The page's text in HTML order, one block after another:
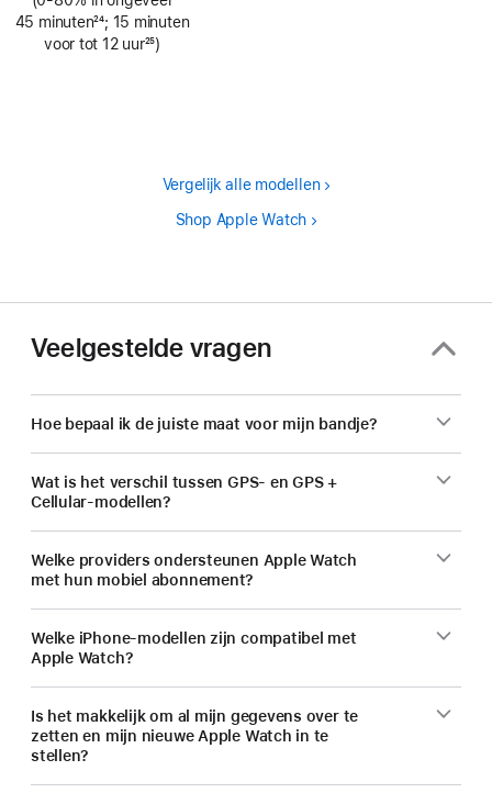
45 minuten
Voetnoot
24; 15 minuten
voor tot 12 uur25)
Vergelijk alle modellen
Shop Apple Watch
Veelgestelde vragen
Hoe bepaal ik de juiste maat voor mijn bandje?
Wat is het verschil tussen GPS- en GPS +
Cellular-modellen?
Welke providers ondersteunen Apple Watch
met hun mobiel abonnement?
Welke iPhone-modellen zijn compatibel met
Apple Watch?
Is het makkelijk om al mijn gegevens over te
zetten en mijn nieuwe Apple Watch in te
stellen?